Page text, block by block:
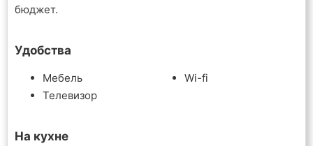
бюджет.
Удобства
Мебель
Телевизор
Wi-fi
На кухне